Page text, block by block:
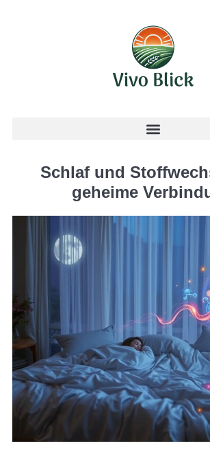
Schlaf und
geheime